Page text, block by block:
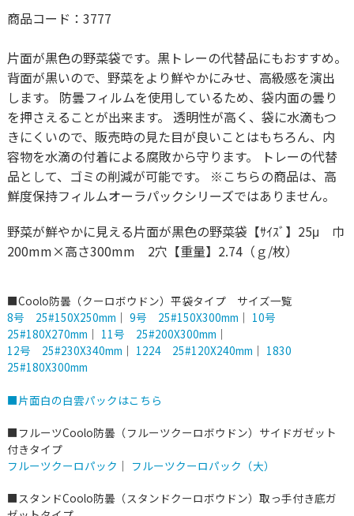
商品コード：3777
片面が黒色の野菜袋です。黒トレーの代替品にもおすすめ。
背面が黒いので、野菜をより鮮やかにみせ、高級感を演出
します。 防曇フィルムを使用しているため、袋内面の曇り
を押さえることが出来ます。 透明性が高く、袋に水滴もつ
きにくいので、販売時の見た目が良いことはもちろん、内
容物を水滴の付着による腐敗から守ります。 トレーの代替
品として、ゴミの削減が可能です。 ※こちらの商品は、高
鮮度保持フィルムオーラパックシリーズではありません。
野菜が鮮やかに見える片面が黒色の野菜袋【ｻｲｽﾞ】25μ 巾
200mm×高さ300mm 2穴【重量】2.74（ｇ/枚）
■Coolo防曇（クーロボウドン）平袋タイプ サイズ一覧
8号 25#150X250mm ｜ 9号 25#150X300mm ｜ 10号
25#180X270mm ｜ 11号 25#200X300mm ｜
12号 25#230X340mm ｜ 1224 25#120X240mm ｜ 1830
25#180X300mm
■片面白の白雲パックはこちら
■フルーツCoolo防曇（フルーツクーロボウドン）サイドガゼット
付きタイプ
フルーツクーロパック ｜ フルーツクーロパック（大）
■スタンドCoolo防曇（スタンドクーロボウドン）取っ手付き底ガ